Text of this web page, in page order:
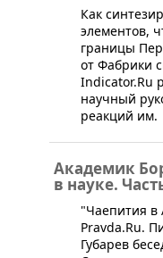
​Как
элементов,
границы
от Фабрики
Indicator.Ru
научный
реакций им.
Академик
в науке.
​"Чаепития в
Pravda.Ru.
Губарев